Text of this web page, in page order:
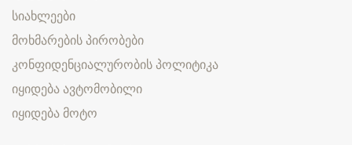
სიახლეები
მოხმარების პირობები
კონფიდენციალურობის პოლიტიკა
იყიდება ავტომობილი
იყიდება მოტო